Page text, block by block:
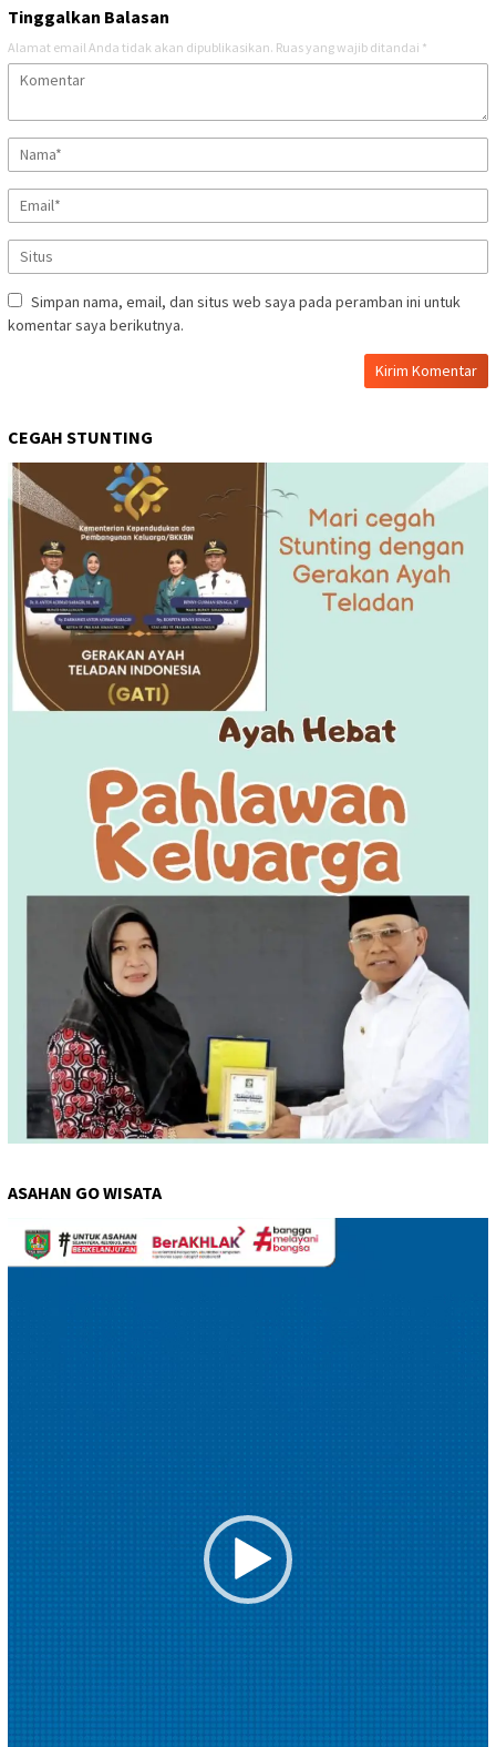
Tinggalkan Balasan
Alamat email Anda tidak akan dipublikasikan. Ruas yang wajib ditandai *
Simpan nama, email, dan situs web saya pada peramban ini untuk
komentar saya berikutnya.
CEGAH STUNTING
ASAHAN GO WISATA
Pemutar
Video